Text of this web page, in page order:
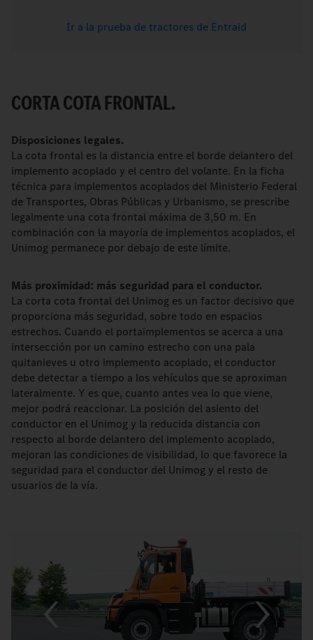
Ir a la prueba de tractores de Entraid
CORTA COTA FRONTAL.
Disposiciones legales.
La cota frontal es la distancia entre el borde delantero del
implemento acoplado y el centro del volante. En la ficha
técnica para implementos acoplados del Ministerio Federal
de Transportes, Obras Públicas y Urbanismo, se prescribe
legalmente una cota frontal máxima de 3,50 m. En
combinación con la mayoría de implementos acoplados, el
Unimog permanece por debajo de este límite.
Más proximidad: más seguridad para el conductor.
La corta cota frontal del Unimog es un factor decisivo que
proporciona más seguridad, sobre todo en espacios
estrechos. Cuando el portaimplementos se acerca a una
intersección por un camino estrecho con una pala
quitanieves u otro implemento acoplado, el conductor
debe detectar a tiempo a los vehículos que se aproximan
lateralmente. Y es que, cuanto antes vea lo que viene,
mejor podrá reaccionar. La posición del asiento del
conductor en el Unimog y la reducida distancia con
respecto al borde delantero del implemento acoplado,
mejoran las condiciones de visibilidad, lo que favorece la
seguridad para el conductor del Unimog y el resto de
usuarios de la vía.